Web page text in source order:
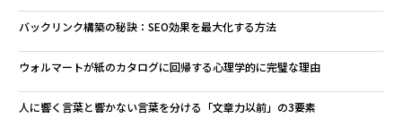
バックリンク構築の秘訣：SEO効果を最大化する方法
ウォルマートが紙のカタログに回帰する心理学的に完璧な理由
人に響く言葉と響かない言葉を分ける「文章力以前」の3要素